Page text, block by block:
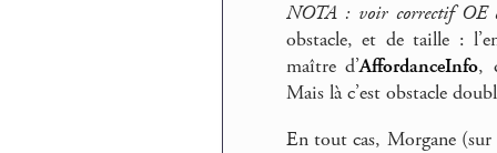
NOTA : voir correctif OE
obstacle, et de taille :
maître d’AffordanceInfo,
Mais là c’est obstacle
En tout cas, Morgane (sur